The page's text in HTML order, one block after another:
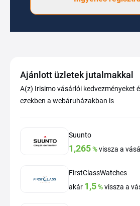
Ajánlott üzletek jutalmakkal
A(z) Irisimo vásárlói kedvezményeket
ezekben a webáruházakban is
Suunto
1,265%vissza a
FirstClassWatches
akár 1,5%vissza a